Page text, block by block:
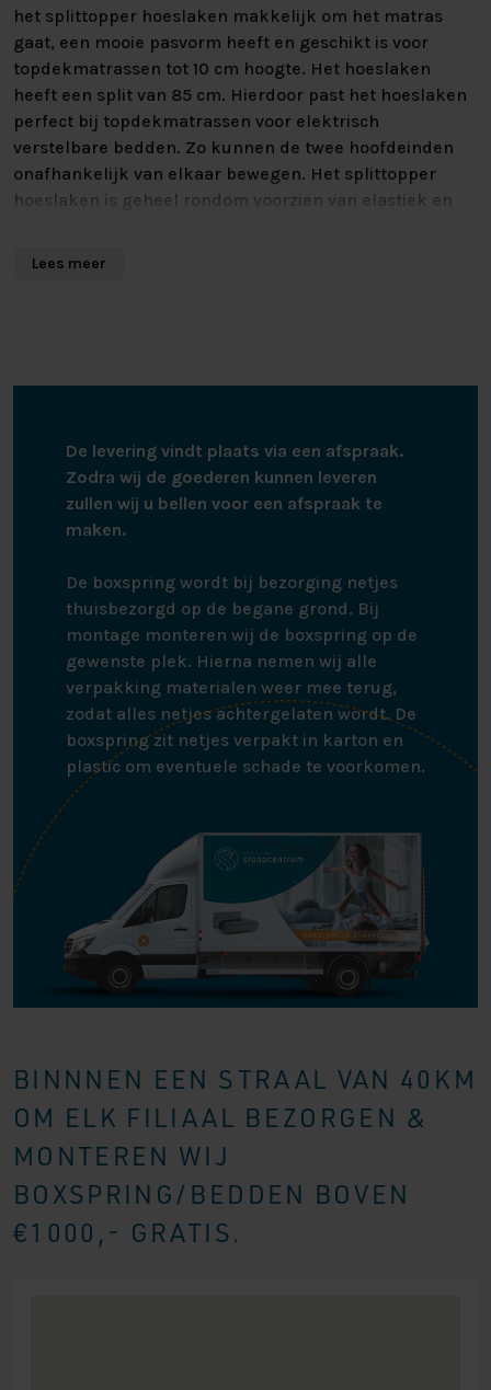
het splittopper hoeslaken makkelijk om het matras
gaat, een mooie pasvorm heeft en geschikt is voor
topdekmatrassen tot 10 cm hoogte. Het hoeslaken
heeft een split van 85 cm. Hierdoor past het hoeslaken
perfect bij topdekmatrassen voor elektrisch
verstelbare bedden. Zo kunnen de twee hoofdeinden
onafhankelijk van elkaar bewegen. Het splittopper
hoeslaken is geheel rondom voorzien van elastiek en
Lees meer
De levering vindt plaats via een afspraak.
Zodra wij de goederen kunnen leveren
zullen wij u bellen voor een afspraak te
maken.
De boxspring wordt bij bezorging netjes
thuisbezorgd op de begane grond. Bij
montage monteren wij de boxspring op de
gewenste plek. Hierna nemen wij alle
verpakking materialen weer mee terug,
zodat alles netjes achtergelaten wordt. De
boxspring zit netjes verpakt in karton en
plastic om eventuele schade te voorkomen.
BINNNEN EEN STRAAL VAN 40KM
OM ELK FILIAAL BEZORGEN &
MONTEREN WIJ
BOXSPRING/BEDDEN BOVEN
€1000,- GRATIS.